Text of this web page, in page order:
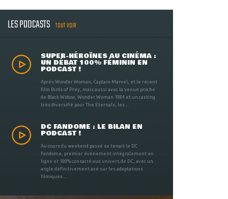
LES PODCASTS TOUT VOIR
SUPER-HÉROÏNES AU CINÉMA :
UN DÉBAT 100% FÉMININ EN
PODCAST !
Après Wonder Woman, Captain Marvel, et le récent
film Birds of Prey, mais aussi avec la venue proche
de Black Widow, Wonder Woman 1984 et un casting
très diversifié pour The Eternals, les ...
DC FANDOME : LE BILAN EN
PODCAST !
Au cours du weekend passé se tenait le DC
Fandome, premier évènement intégralement en
ligne et 100% consacré aux univers de DC, avec un
angle définitivement axé sur les adaptations
filmiques ...